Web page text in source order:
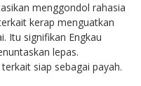
menggondol rahasia
kerap menguatkan
Itu signifikan Engkau
lepas.
siap sebagai payah.